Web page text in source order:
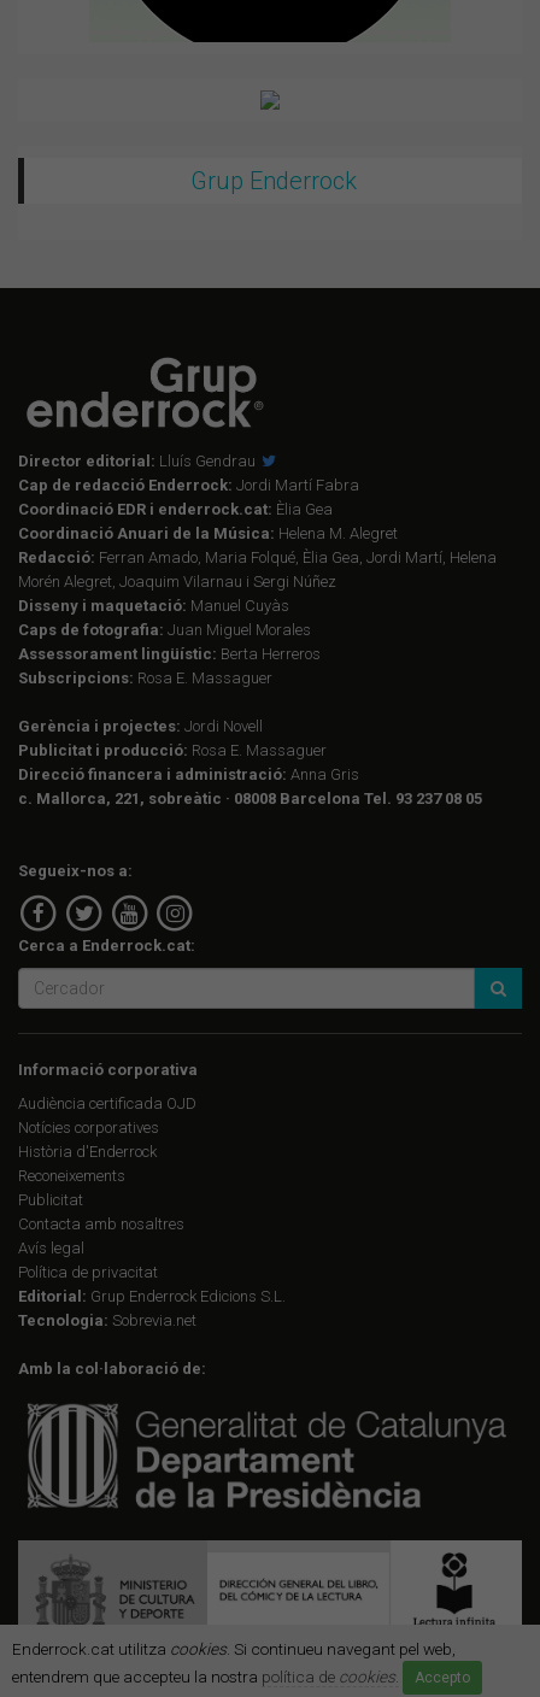
Enderrock.cat utilitza cookies. Si continueu navegant pel web,
entendrem que accepteu la nostra política de cookies. Accepto
Grup Enderrock
Director editorial: Lluís Gendrau
Cap de redacció Enderrock: Jordi Martí Fabra
Coordinació EDR i enderrock.cat: Èlia Gea
Coordinació Anuari de la Música: Helena M. Alegret
Redacció: Ferran Amado, Maria Folqué, Èlia Gea, Jordi Martí, Helena
Morén Alegret, Joaquim Vilarnau i Sergi Núñez
Disseny i maquetació: Manuel Cuyàs
Caps de fotografia: Juan Miguel Morales
Assessorament lingüístic: Berta Herreros
Subscripcions: Rosa E. Massaguer
Gerència i projectes: Jordi Novell
Publicitat i producció: Rosa E. Massaguer
Direcció financera i administració: Anna Gris
c. Mallorca, 221, sobreàtic · 08008 Barcelona Tel. 93 237 08 05
Segueix-nos a:
Cerca a Enderrock.cat:
Informació corporativa
Audiència certificada OJD
Notícies corporatives
Història d'Enderrock
Reconeixements
Publicitat
Contacta amb nosaltres
Avís legal
Política de privacitat
Editorial: Grup Enderrock Edicions S.L.
Tecnologia: Sobrevia.net
Amb la col·laboració de: